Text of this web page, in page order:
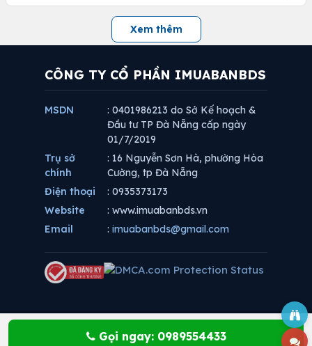
Xem thêm
Gọi ngay: 0989554433
CÔNG TY CỔ PHẦN IMUABANBDS
MSDN
: 0401986213 do Sở Kế hoạch &
Đầu tư TP Đà Nẵng cấp ngày
01/7/2019
Trụ sở
chính
: 16 Nguyễn Sơn Hà, phường Hòa
Cường, tp Đà Nẵng
Điện thoại
: 0935373173
Website
: www.imuabanbds.vn
Email
: imuabanbds@gmail.com